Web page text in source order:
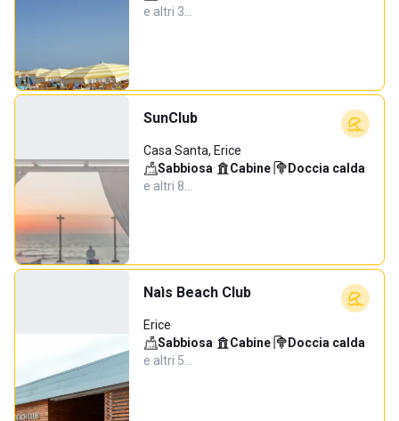
e altri 3…
SunClub
Casa Santa, Erice
Sabbiosa· Cabine· Doccia calda·
e altri 8…
Naìs Beach Club
Erice
Sabbiosa· Cabine· Doccia calda·
e altri 5…